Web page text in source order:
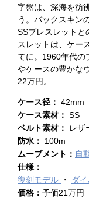
字盤は、深海を彷
う。バックスキン
SSブレスレットと
スレットは、ケー
てに。1960年代の
やケースの豊かな
22万円。
ケース径： 42mm
ケース素材： SS
ベルト素材：
レザ
防水： 100m
ムーブメント： 自
仕様：
復刻モデル
ダ
価格： 予価21万円